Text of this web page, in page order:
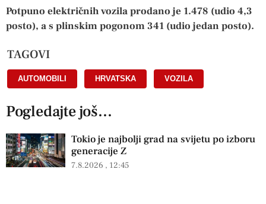
Potpuno električnih vozila prodano je 1.478 (udio 4,3
posto), a s plinskim pogonom 341 (udio jedan posto).
TAGOVI
AUTOMOBILI HRVATSKA VOZILA
Pogledajte još...
Tokio je najbolji grad na svijetu po izboru
generacije Z
7.8.2026 12:45